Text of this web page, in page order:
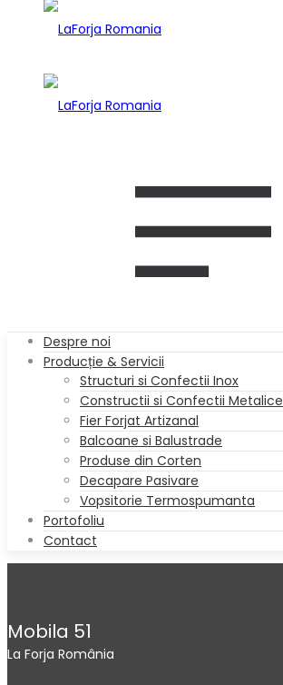
Despre noi
Producție & Servicii
Structuri si Confectii Inox
Constructii si Confectii Metalice
Fier Forjat Artizanal
Balcoane si Balustrade
Produse din Corten
Decapare Pasivare
Vopsitorie Termospumanta
Portofoliu
Contact
Mobila 51
La Forja România